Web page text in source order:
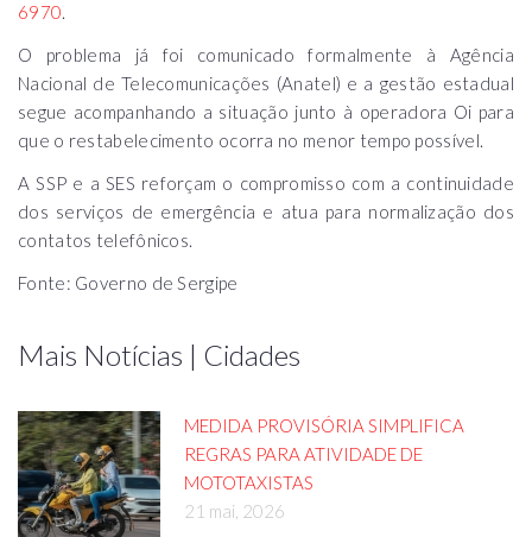
6970.
O problema já foi comunicado formalmente à Agência
Nacional de Telecomunicações (Anatel) e a gestão estadual
segue acompanhando a situação junto à operadora Oi para
que o restabelecimento ocorra no menor tempo possível.
A SSP e a SES reforçam o compromisso com a continuidade
dos serviços de emergência e atua para normalização dos
contatos telefônicos.
Fonte: Governo de Sergipe
Mais Notícias | Cidades
MEDIDA PROVISÓRIA SIMPLIFICA
REGRAS PARA ATIVIDADE DE
MOTOTAXISTAS
21 mai, 2026